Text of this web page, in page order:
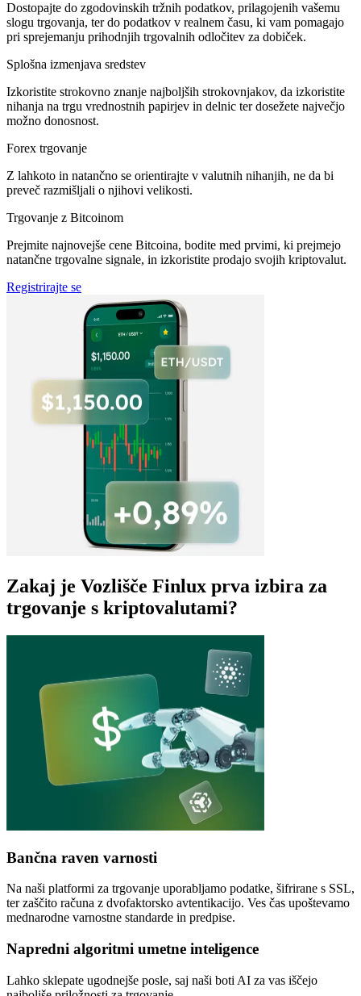
Dostopajte do zgodovinskih tržnih podatkov, prilagojenih vašemu
slogu trgovanja, ter do podatkov v realnem času, ki vam pomagajo
pri sprejemanju prihodnjih trgovalnih odločitev za dobiček.
Splošna izmenjava sredstev
Izkoristite strokovno znanje najboljših strokovnjakov, da izkoristite
nihanja na trgu vrednostnih papirjev in delnic ter dosežete največjo
možno donosnost.
Forex trgovanje
Z lahkoto in natančno se orientirajte v valutnih nihanjih, ne da bi
preveč razmišljali o njihovi velikosti.
Trgovanje z Bitcoinom
Prejmite najnovejše cene Bitcoina, bodite med prvimi, ki prejmejo
natančne trgovalne signale, in izkoristite prodajo svojih kriptovalut.
Registrirajte se
Zakaj je Vozlišče Finlux prva izbira za
trgovanje s kriptovalutami?
Bančna raven varnosti
Na naši platformi za trgovanje uporabljamo podatke, šifrirane s SSL,
ter zaščito računa z dvofaktorsko avtentikacijo. Ves čas upoštevamo
mednarodne varnostne standarde in predpise.
Napredni algoritmi umetne inteligence
Lahko sklepate ugodnejše posle, saj naši boti AI za vas iščejo